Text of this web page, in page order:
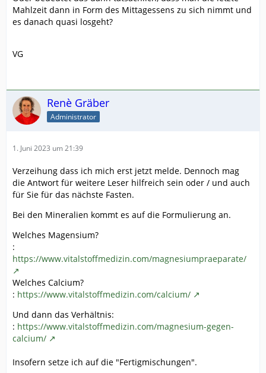
Mahlzeit dann in Form des Mittagessens zu sich nimmt und
es danach quasi losgeht?
VG
Renè Gräber
Administrator
1. Juni 2023 um 21:39
Verzeihung dass ich mich erst jetzt melde. Dennoch mag
die Antwort für weitere Leser hilfreich sein oder / und auch
für Sie für das nächste Fasten.
Bei den Mineralien kommt es auf die Formulierung an.
Welches Magensium?
:
https://www.vitalstoffmedizin.com/magnesiumpraeparate/
Welches Calcium?
: https://www.vitalstoffmedizin.com/calcium/
Und dann das Verhältnis:
: https://www.vitalstoffmedizin.com/magnesium-gegen-
calcium/
Insofern setze ich auf die "Fertigmischungen".